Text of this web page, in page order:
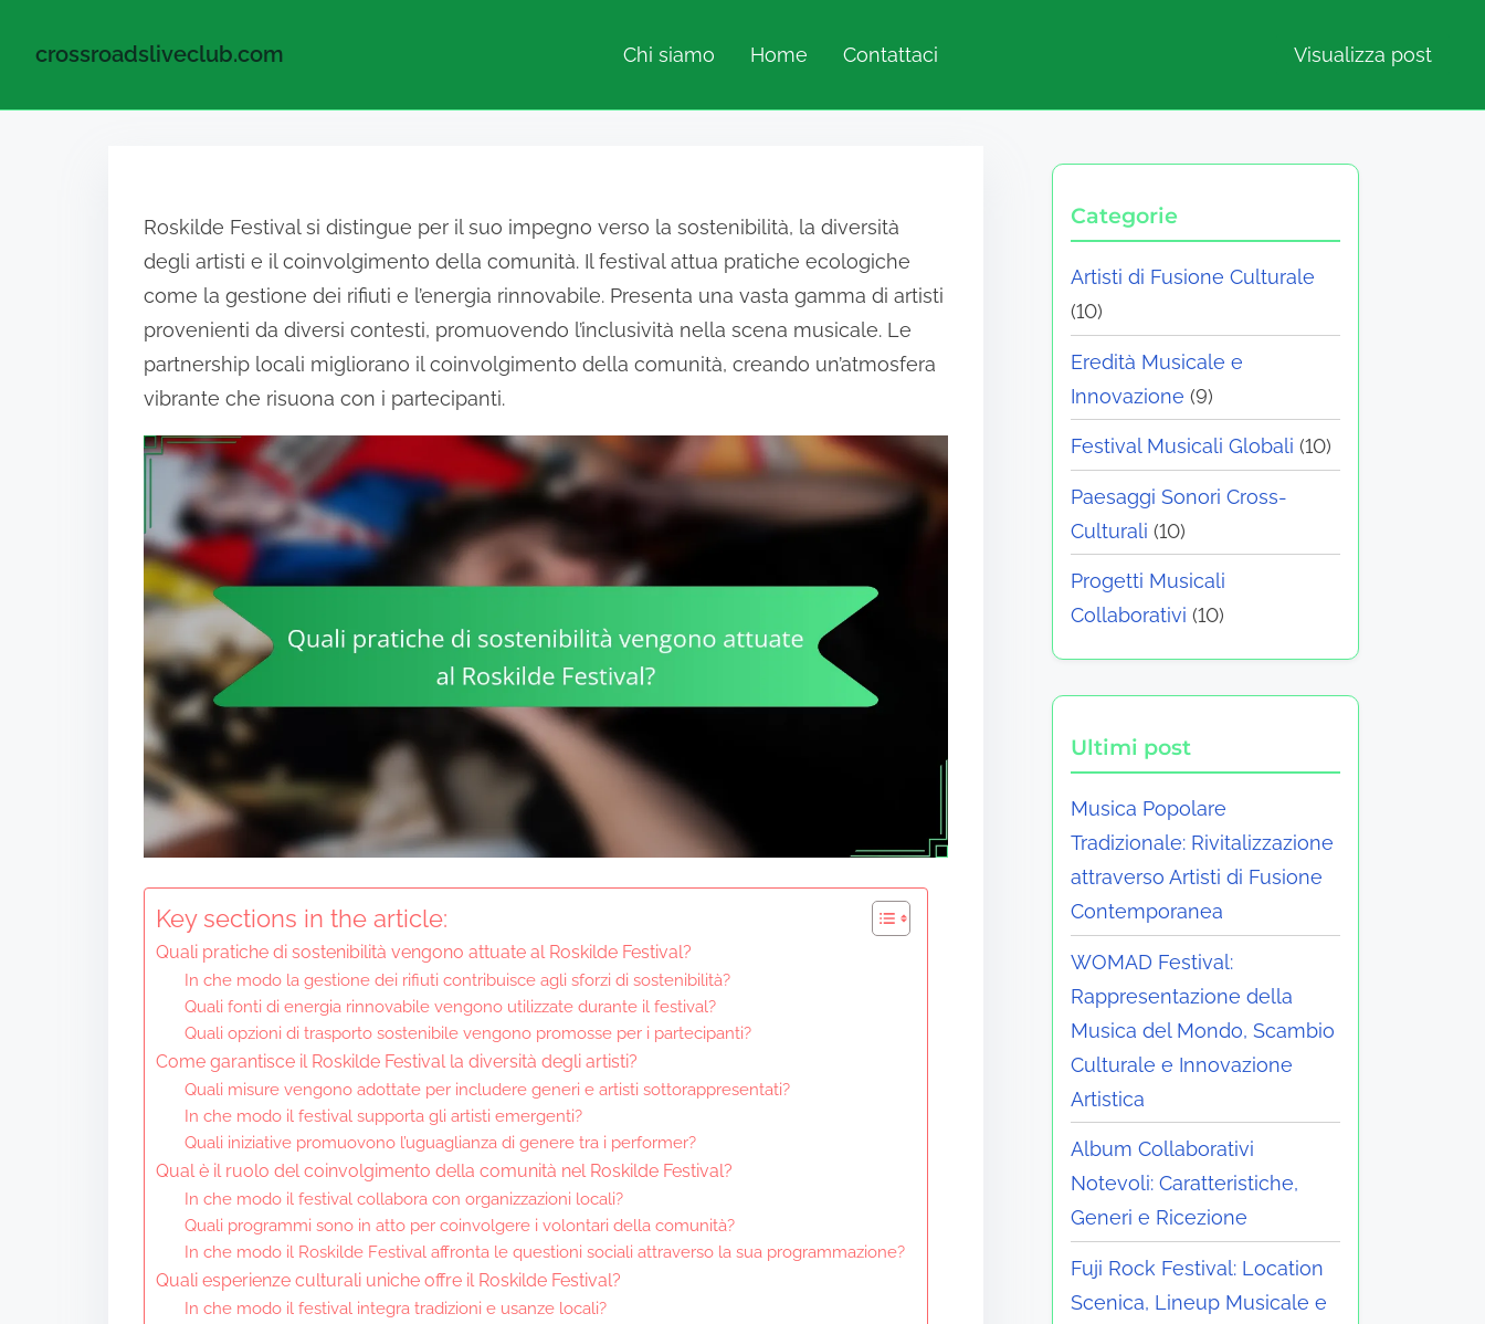
crossroadsliveclub.com Chi siamo Home Contattaci Visualizza post
Roskilde Festival si distingue per il suo impegno verso la sostenibilità, la diversità
degli artisti e il coinvolgimento della comunità. Il festival attua pratiche ecologiche
come la gestione dei rifiuti e l’energia rinnovabile. Presenta una vasta gamma di artisti
provenienti da diversi contesti, promuovendo l’inclusività nella scena musicale. Le
partnership locali migliorano il coinvolgimento della comunità, creando un’atmosfera
vibrante che risuona con i partecipanti.
Key sections in the article:
Quali pratiche di sostenibilità vengono attuate al Roskilde Festival?
In che modo la gestione dei rifiuti contribuisce agli sforzi di sostenibilità?
Quali fonti di energia rinnovabile vengono utilizzate durante il festival?
Quali opzioni di trasporto sostenibile vengono promosse per i partecipanti?
Come garantisce il Roskilde Festival la diversità degli artisti?
Quali misure vengono adottate per includere generi e artisti sottorappresentati?
In che modo il festival supporta gli artisti emergenti?
Quali iniziative promuovono l’uguaglianza di genere tra i performer?
Qual è il ruolo del coinvolgimento della comunità nel Roskilde Festival?
In che modo il festival collabora con organizzazioni locali?
Quali programmi sono in atto per coinvolgere i volontari della comunità?
In che modo il Roskilde Festival affronta le questioni sociali attraverso la sua programmazione?
Quali esperienze culturali uniche offre il Roskilde Festival?
In che modo il festival integra tradizioni e usanze locali?
Categorie
Artisti di Fusione Culturale
(10)
Eredità Musicale e
Innovazione (9)
Festival Musicali Globali (10)
Paesaggi Sonori Cross-
Culturali (10)
Progetti Musicali
Collaborativi (10)
Ultimi post
Musica Popolare
Tradizionale: Rivitalizzazione
attraverso Artisti di Fusione
Contemporanea
WOMAD Festival:
Rappresentazione della
Musica del Mondo, Scambio
Culturale e Innovazione
Artistica
Album Collaborativi
Notevoli: Caratteristiche,
Generi e Ricezione
Fuji Rock Festival: Location
Scenica, Lineup Musicale e